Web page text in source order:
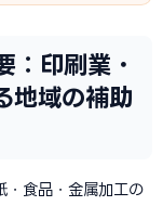
：印刷業・
地域の補助
・食品・金属加工の